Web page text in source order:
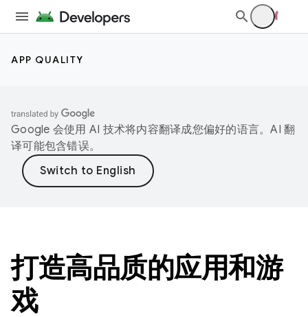
APP QUALITY
Google 会使用 AI 技术将内容翻译成您偏好的语言。AI 翻
译可能包含错误。
打造高品质的应用和游
戏